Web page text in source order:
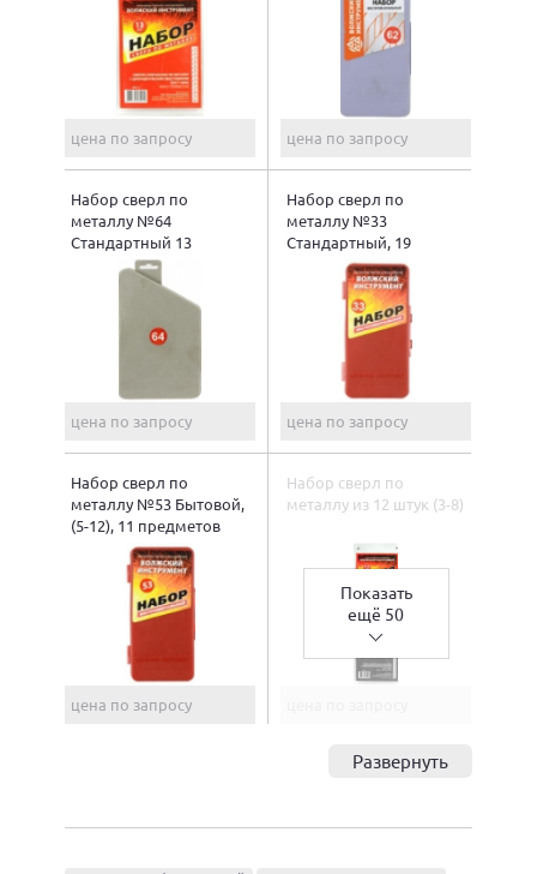
цена по запросу цена по запросу
Набор сверл по
металлу №64
Стандартный 13
предметов
цена по запросу
Набор сверл по
металлу №33
Стандартный, 19
предметов
цена по запросу
Набор сверл по
металлу №53 Бытовой,
(5-12), 11 предметов
цена по запросу
Набор сверл по
металлу из 12 штук (3-8)
Показать
ещё 50
Развернуть